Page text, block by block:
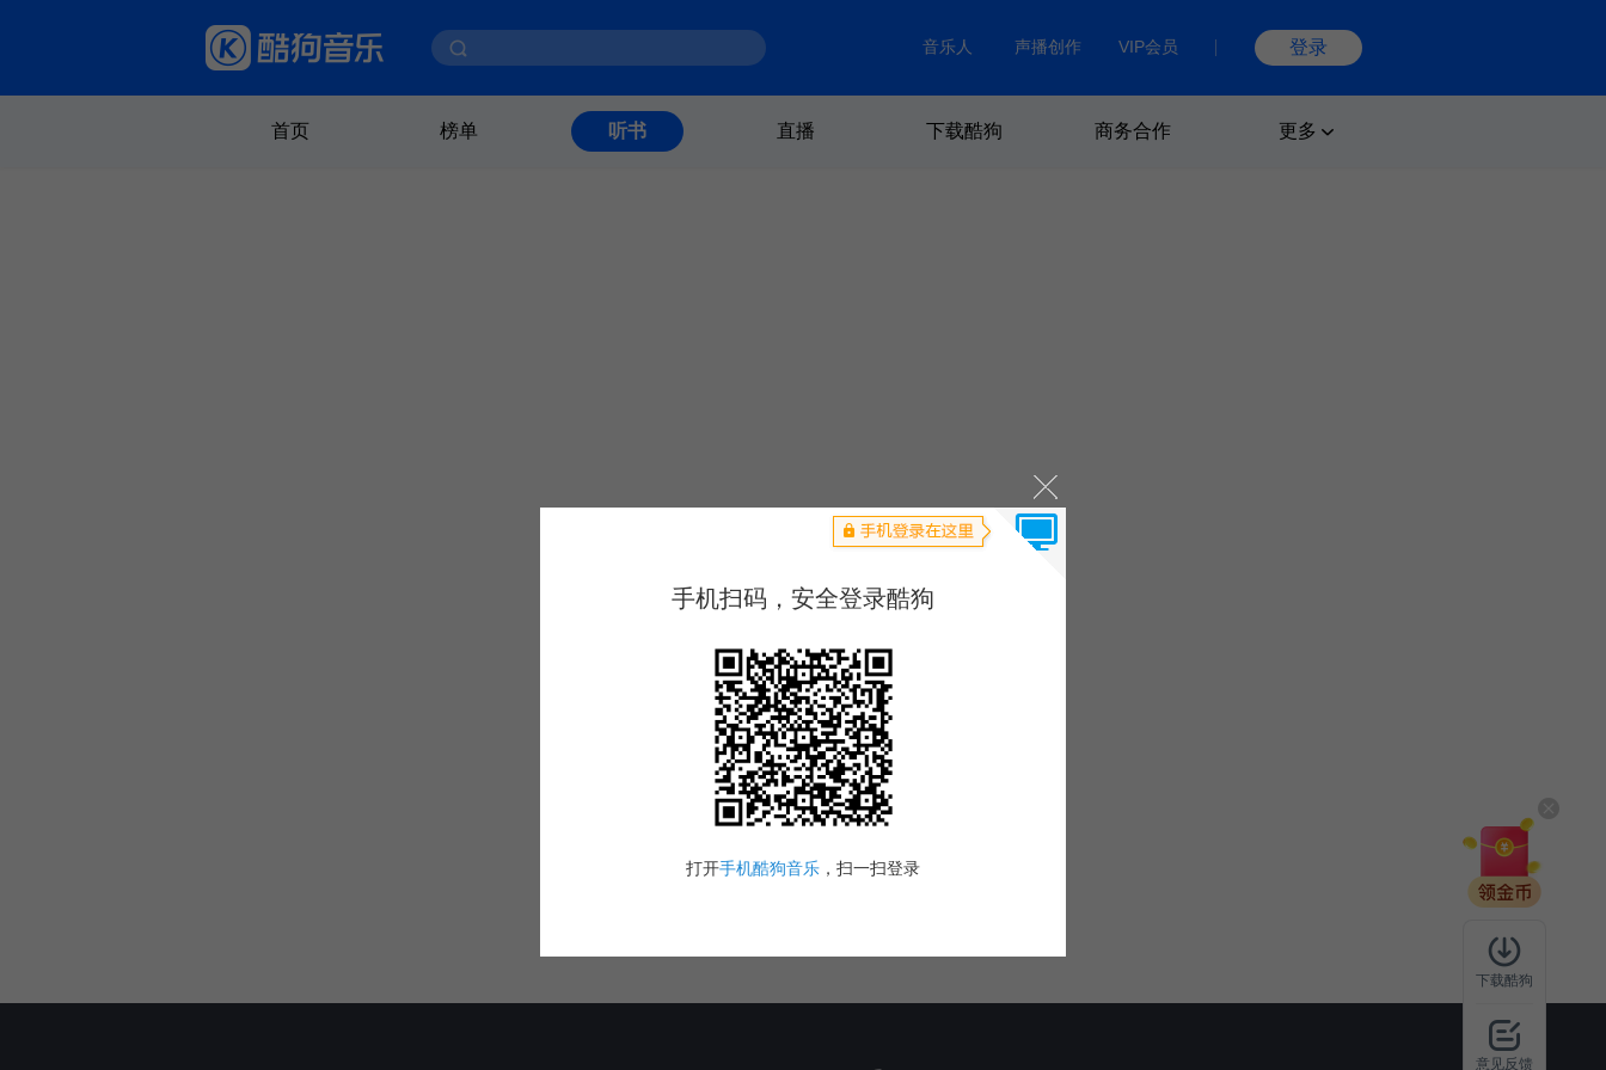
音乐人 声播创作 VIP会员 登录
首页 榜单 听书 直播 下载酷狗 商务合作 更多
下载酷狗
意见反馈